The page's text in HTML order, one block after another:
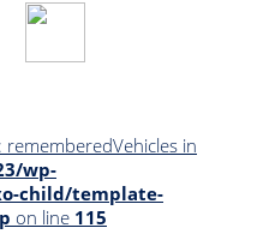
in
wp-
child/template-
on line 115